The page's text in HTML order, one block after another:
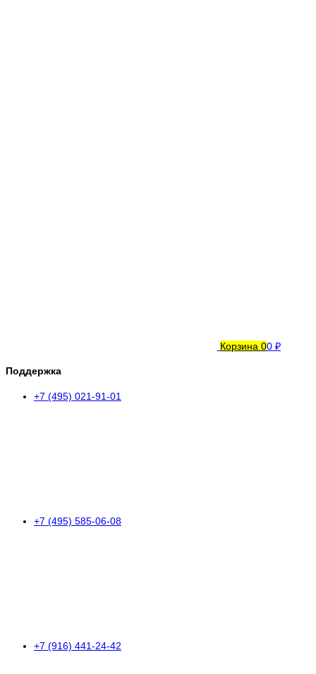
Корзина 00 ₽
Поддержка
+7 (495) 021-91-01
+7 (495) 585-06-08
+7 (916) 441-24-42